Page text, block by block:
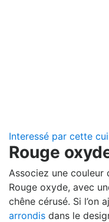
Interessé par cette
Rouge
Associez une couleur
Rouge oxyde, avec
chêne cérusé. Si l’on
arrondis dans le